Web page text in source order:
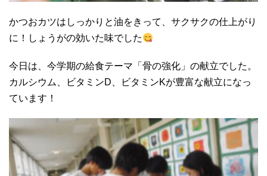
かつおカツはしっかりと油をきって、サクサクの仕上がり
に！しょうがの効いた味でした
今日は、今学期の給食テーマ「骨の強化」の献立でした。
カルシウム、ビタミンD、ビタミンKが豊富な献立になっ
ています！